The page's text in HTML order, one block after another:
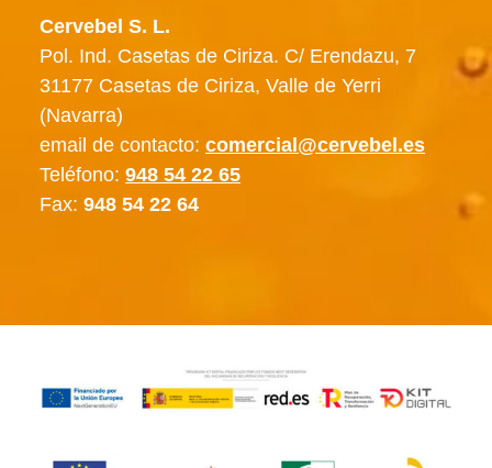
Cervebel S. L.
Pol. Ind. Casetas de Ciriza. C/ Erendazu, 7
31177 Casetas de Ciriza, Valle de Yerri
(Navarra)
email de contacto: comercial@cervebel.es
Teléfono: 948 54 22 65
Fax: 948 54 22 64